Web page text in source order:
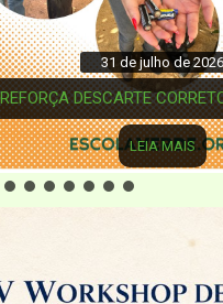
julho de 2026
CORRETO DE PILHAS E
LEIA MAIS